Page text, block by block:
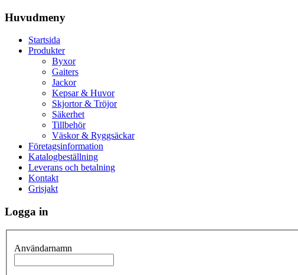
Huvudmeny
Startsida
Produkter
Byxor
Gaiters
Jackor
Kepsar & Huvor
Skjortor & Tröjor
Säkerhet
Tillbehör
Väskor & Ryggsäckar
Företagsinformation
Katalogbeställning
Leverans och betalning
Kontakt
Grisjakt
Logga in
Användarnamn